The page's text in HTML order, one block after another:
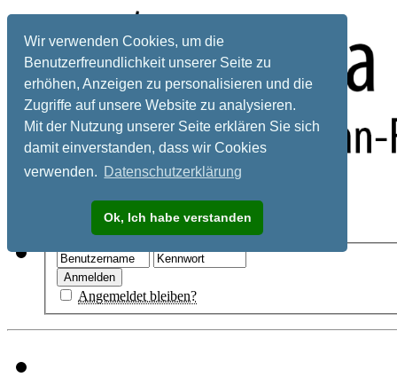
Wir verwenden Cookies, um die
Benutzerfreundlichkeit unserer Seite zu
erhöhen, Anzeigen zu personalisieren und die
Zugriffe auf unsere Website zu analysieren.
Mit der Nutzung unserer Seite erklären Sie sich
damit einverstanden, dass wir Cookies
verwenden. Datenschutzerklärung
Ok, Ich habe verstanden
Registrieren
Angemeldet bleiben?